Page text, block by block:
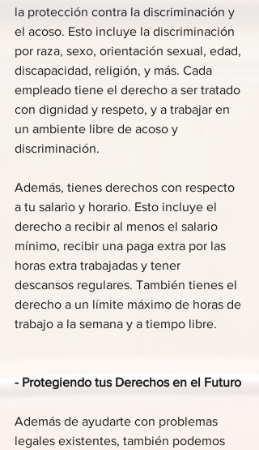
la protección contra la discriminación y
el acoso. Esto incluye la discriminación
por raza, sexo, orientación sexual, edad,
discapacidad, religión, y más. Cada
empleado tiene el derecho a ser tratado
con dignidad y respeto, y a trabajar en
un ambiente libre de acoso y
discriminación.
Además, tienes derechos con respecto
a tu salario y horario. Esto incluye el
derecho a recibir al menos el salario
mínimo, recibir una paga extra por las
horas extra trabajadas y tener
descansos regulares. También tienes el
derecho a un límite máximo de horas de
trabajo a la semana y a tiempo libre.
- Protegiendo tus Derechos en el Futuro
Además de ayudarte con problemas
legales existentes, también podemos